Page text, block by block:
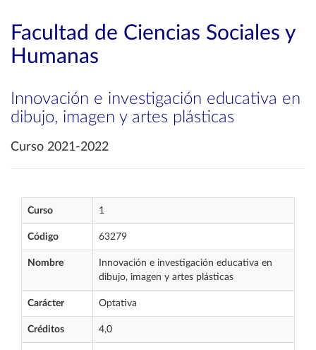
Facultad de Ciencias Sociales y
Humanas
Innovación e investigación educativa en
dibujo, imagen y artes plásticas
Curso 2021-2022
Curso 1
Código 63279
Nombre
Innovación e investigación educativa en
dibujo, imagen y artes plásticas
Carácter Optativa
Créditos 4,0